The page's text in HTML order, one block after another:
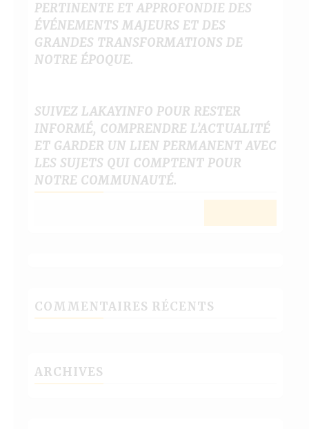
PERTINENTE ET APPROFONDIE DES
ÉVÉNEMENTS MAJEURS ET DES
GRANDES TRANSFORMATIONS DE
NOTRE ÉPOQUE.
SUIVEZ LAKAYINFO POUR RESTER
INFORMÉ, COMPRENDRE L’ACTUALITÉ
ET GARDER UN LIEN PERMANENT AVEC
LES SUJETS QUI COMPTENT POUR
NOTRE COMMUNAUTÉ.
COMMENTAIRES RÉCENTS
ARCHIVES